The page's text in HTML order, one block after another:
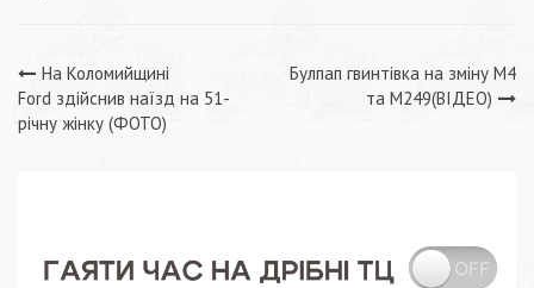
Навігація
записів
На Коломийщині
Ford здійснив наїзд на 51-
річну жінку (ФОТО)
Булпап гвинтівка на зміну M4
та M249(ВІДЕО)